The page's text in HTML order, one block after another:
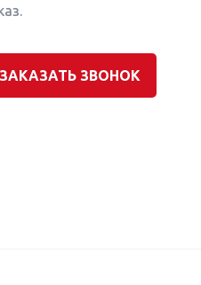
ЗАКАЗАТЬ ЗВОНОК